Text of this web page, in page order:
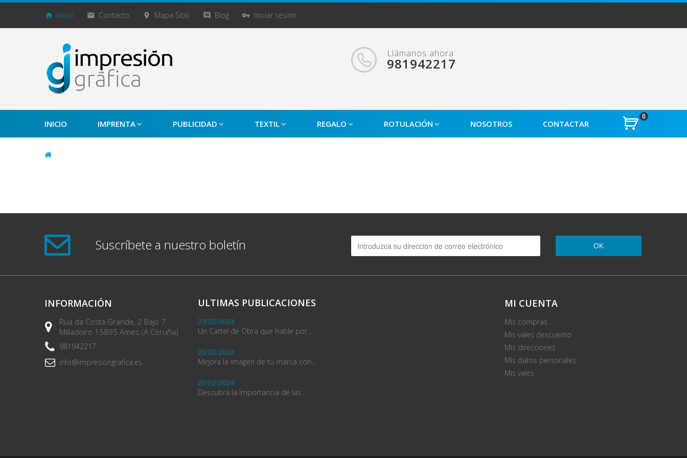
Inicio Contacto Mapa Sitio Blog Iniciar sesión
Llámanos ahora:
981942217
0
INICIO IMPRENTA PUBLICIDAD TEXTIL REGALO ROTULACIÓN NOSOTROS CONTACTAR
Suscríbete a nuestro boletín OK
INFORMACIÓN
Rúa da Costa Grande, 2 Bajo 7
Milladoiro 15895 Ames (A Coruña)
981942217
info@impresiongrafica.es
ULTIMAS PUBLICACIONES
23/02/2024
Un Cartel de Obra que hable por...
20/02/2024
Mejora la imagen de tu marca con...
20/02/2024
Descubra la Importancia de las...
MI CUENTA
Mis compras
Mis vales descuento
Mis direcciones
Mis datos personales
Mis vales